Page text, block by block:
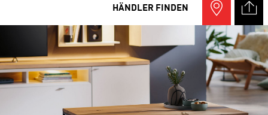
HÄNDLER FINDEN